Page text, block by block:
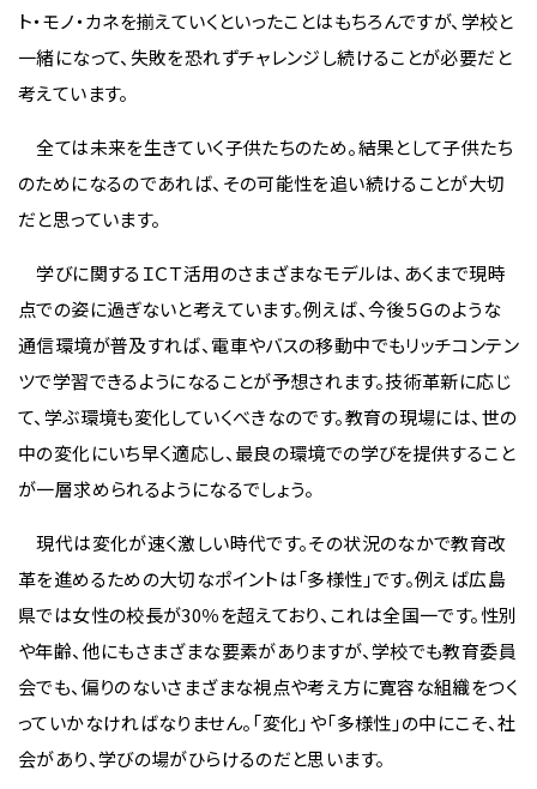
ト・モノ・カネを揃えていくといったことはもちろんですが、学校と
一緒になって、失敗を恐れずチャレンジし続けることが必要だと
考えています。
全ては未来を生きていく子供たちのため。結果として子供たち
のためになるのであれば、その可能性を追い続けることが大切
だと思っています。
学びに関するＩＣＴ活用のさまざまなモデルは、あくまで現時
点での姿に過ぎないと考えています。例えば、今後５Ｇのような
通信環境が普及すれば、電車やバスの移動中でもリッチコンテン
ツで学習できるようになることが予想されます。技術革新に応じ
て、学ぶ環境も変化していくべきなのです。教育の現場には、世の
中の変化にいち早く適応し、最良の環境での学びを提供すること
が一層求められるようになるでしょう。
現代は変化が速く激しい時代です。その状況のなかで教育改
革を進めるための大切なポイントは「多様性」です。例えば広島
県では女性の校長が30％を超えており、これは全国一です。性別
や年齢、他にもさまざまな要素がありますが、学校でも教育委員
会でも、偏りのないさまざまな視点や考え方に寛容な組織をつく
っていかなければなりません。「変化」や「多様性」の中にこそ、社
会があり、学びの場がひらけるのだと思います。